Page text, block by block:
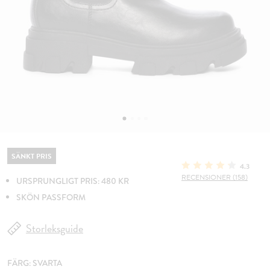
SÄNKT PRIS
URSPRUNGLIGT PRIS: 480 KR
SKÖN PASSFORM
4.3
RECENSIONER (158)
Storleksguide
FÄRG: SVARTA